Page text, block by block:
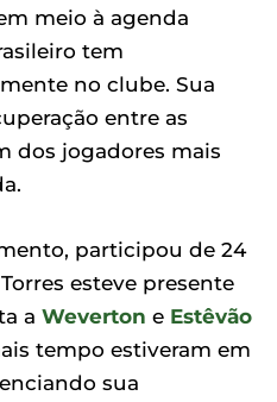
meio à agenda
tem
no clube. Sua
entre as
dos jogadores mais
participou de 24
esteve presente
a Weverton e Estêvão
tempo estiveram em
sua